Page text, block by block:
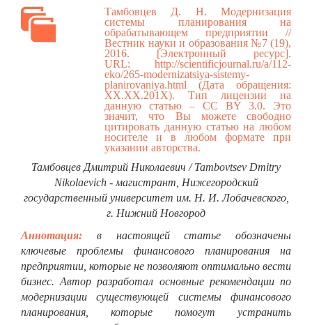
Тамбовцев Д. Н. Модернизация
системы планирования на
обрабатывающем предприятии //
Вестник науки и образования №7 (19),
2016. [Электронный ресурс].
URL: http://scientificjournal.ru/a/112-
eko/265-modernizatsiya-sistemy-
planirovaniya.html (Дата обращения:
ХХ.ХХ.201Х). Тип лицензии на
данную статью – CC BY 3.0. Это
значит, что Вы можете свободно
цитировать данную статью на любом
носителе и в любом формате при
указании авторства.
Тамбовцев Дмитрий Николаевич / Tambovtsev Dmitry
Nikolaevich - магистрант, Нижегородский
государственный университет им. Н. И. Лобачевского,
г. Нижний Новгород
Аннотация: в настоящей статье обозначены
ключевые проблемы финансового планирования на
предприятии, которые не позволяют оптимально вести
бизнес. Автор разработал основные рекомендации по
модернизации существующей системы финансового
планирования, которые помогут устранить